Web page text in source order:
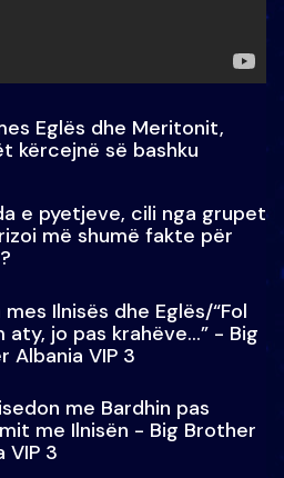
Eglës dhe Meritonit,
kërcejnë së bashku
e pyetjeve, cili nga grupet
më shumë fakte për
Ilnisës dhe Eglës/“Fol
aty, jo pas krahëve…” - Big
Albania VIP 3
me Bardhin pas
me Ilnisën - Big Brother
VIP 3